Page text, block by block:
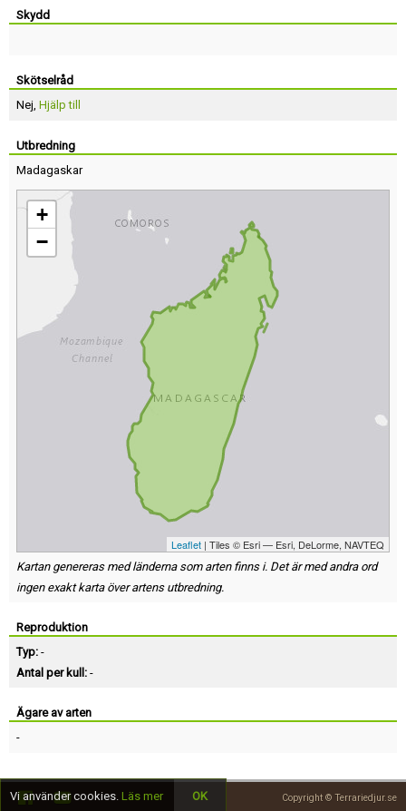
Skydd
Skötselråd
Nej, Hjälp till
Utbredning
Madagaskar
+
−
Leaflet | Tiles © Esri — Esri, DeLorme, NAVTEQ
Kartan genereras med länderna som arten finns i. Det är med andra ord
ingen exakt karta över artens utbredning.
Reproduktion
Typ: -
Antal per kull: -
Ägare av arten
-
Copyright © Terrariedjur.se
Vi använder cookies. Läs mer OK